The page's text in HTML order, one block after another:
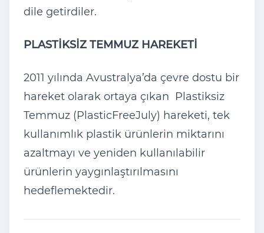
dile getirdiler.
PLASTİKSİZ TEMMUZ HAREKETİ
2011 yılında Avustralya’da çevre dostu bir
hareket olarak ortaya çıkan Plastiksiz
Temmuz (PlasticFreeJuly) hareketi, tek
kullanımlık plastik ürünlerin miktarını
azaltmayı ve yeniden kullanılabilir
ürünlerin yaygınlaştırılmasını
hedeflemektedir.